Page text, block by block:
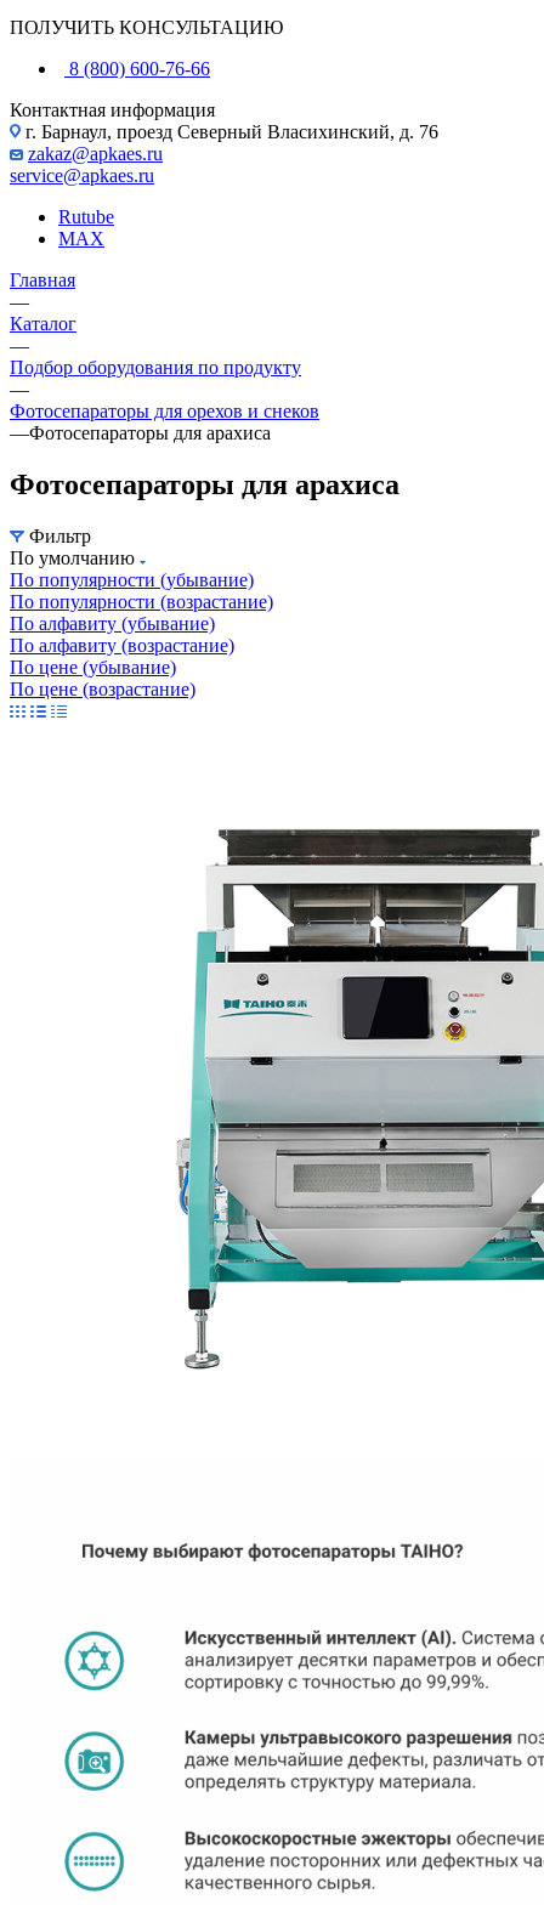
ПОЛУЧИТЬ КОНСУЛЬТАЦИЮ
8 (800) 600-76-66
Контактная информация
г. Барнаул, проезд Северный Власихинский, д. 76
zakaz@apkaes.ru
service@apkaes.ru
Rutube
MAX
Главная
—
Каталог
—
Подбор оборудования по продукту
—
Фотосепараторы для орехов и снеков
—Фотосепараторы для арахиса
Фотосепараторы для арахиса
Фильтр
По умолчанию
По популярности (убывание)
По популярности (возрастание)
По алфавиту (убывание)
По алфавиту (возрастание)
По цене (убывание)
По цене (возрастание)